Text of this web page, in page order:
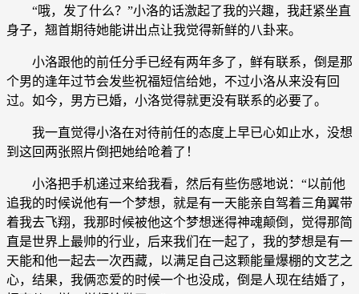
“哦，发了什么？”小洛的话激起了我的兴趣，我赶紧坐直
身子，翘首期待她能讲出点让我觉得新鲜的八卦来。
小洛跟他的前任分手已经有两年多了，鲜有联系，倒是那
个男的逢年过节会发些祝福短信给她，不过小洛从来没有回
过。如今，男方已婚，小洛觉得就更没有联系的必要了。
我一直觉得小洛在对待前任的态度上早已心如止水，没想
到这回两张照片倒把她给呛着了！
小洛把手机递过来给我看，然后有些伤感地说：“以前他
追我的时候说他有一个梦想，就是有一天能亲自驾着三角翼带
着我去飞翔，我那时候被他这个梦想迷得神魂颠倒，觉得那简
直是世界上最帅的行业，后来我们在一起了，我的梦想是有一
天能和他一起去一次西藏，以满足自己这颗能量爆棚的文艺之
心，结果，我俩恋爱的时候一个也没成，倒是人现在结婚了，